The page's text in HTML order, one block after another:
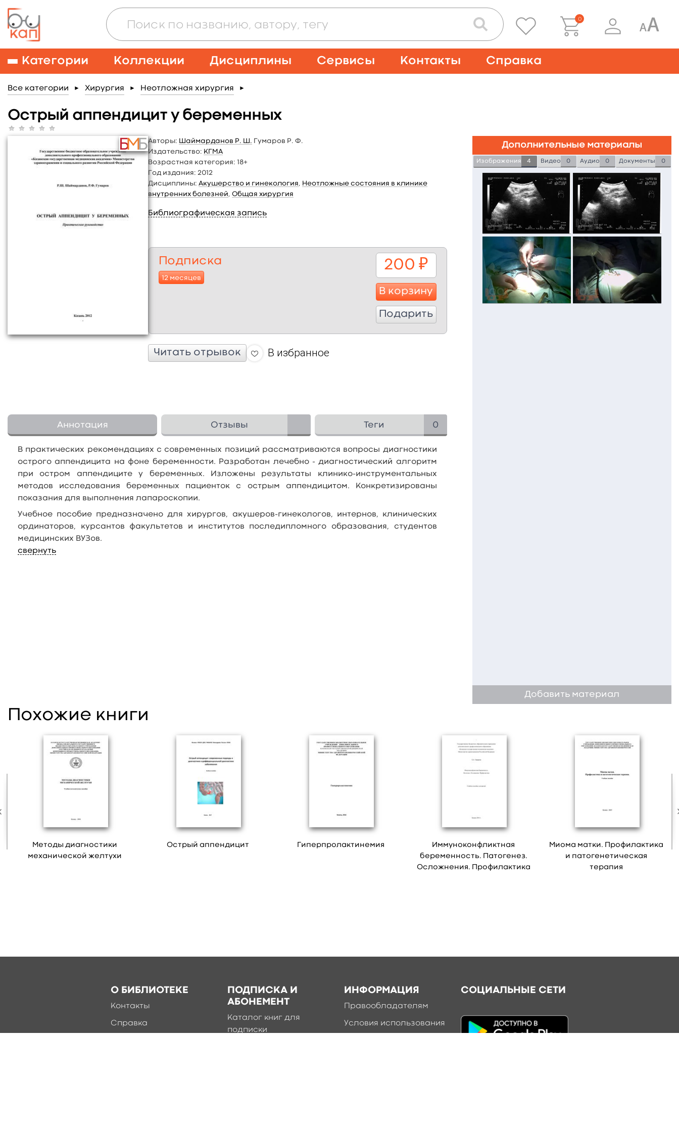
0
Категории Коллекции Дисциплины Сервисы Контакты Справка
Все категории ► Хирургия ► Неотложная хирургия ►
Острый аппендицит у беременных
Авторы: Шаймарданов Р. Ш. Гумаров Р. Ф.
Издательство: КГМА
Возрастная категория: 18+
Год издания: 2012
Дисциплины: Акушерство и гинекология
Неотложные состояния в клинике
внутренних болезней
,Общая хирургия
Библиографическая запись
Подписка
12 месяцев
200 ₽
В корзину
Подарить
Читать отрывок В избранное
Аннотация Отзывы Теги 0
В практических рекомендациях с современных позиций рассматриваются вопросы диагностики
острого аппендицита на фоне беременности. Разработан лечебно - диагностический алгоритм
при остром аппендиците у беременных. Изложены результаты клинико-инструментальных
методов исследования беременных пациенток с острым аппендицитом. Конкретизированы
показания для выполнения лапароскопии.
Учебное пособие предназначено для хирургов, акушеров-гинекологов, интернов, клинических
ординаторов, курсантов факультетов и институтов последипломного образования, студентов
медицинских ВУЗов.
свернуть
Дополнительные материалы
Изображения 4 Видео 0 Аудио 0 Документы 0
Добавить материал
Похожие книги
Методы диагностики
механической желтухи
Острый аппендицит Гиперпролактинемия
Иммуноконфликтная
беременность. Патогенез.
Осложнения. Профилактика
Миома матки. Профилактика
и патогенетическая
терапия
О БИБЛИОТЕКЕ
Контакты
Справка
ПОДПИСКА И
АБОНЕМЕНТ
Каталог книг для
подписки
ИНФОРМАЦИЯ
Правообладателям
Условия использования
СОЦИАЛЬНЫЕ СЕТИ